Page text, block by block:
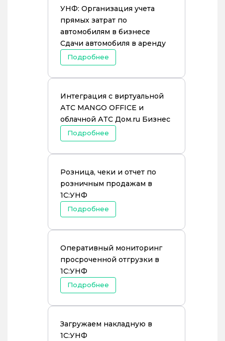
УНФ: Организация учета
прямых затрат по
автомобилям в бизнесе
Сдачи автомобиля в аренду
Подробнее
Интеграция с виртуальной
АТС MANGO OFFICE и
облачной АТС Дом.ru Бизнес
Подробнее
Розница, чеки и отчет по
розничным продажам в
1С:УНФ
Подробнее
Оперативный мониторинг
просроченной отгрузки в
1С:УНФ
Подробнее
Зaгружаем накладную в
1С:УНФ